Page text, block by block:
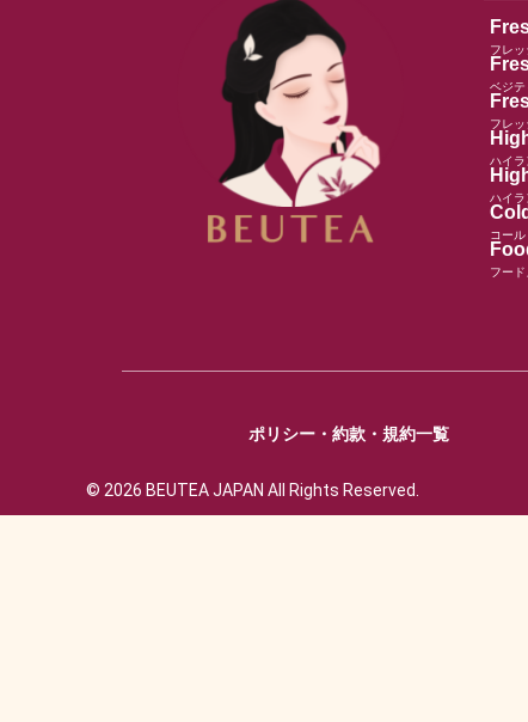
フレ
ベジテ
フレ
ハイラ
ハイラ
コー
フー
ポリシー・約款・規約一覧
© 2026 BEUTEA JAPAN All Rights Reserved.